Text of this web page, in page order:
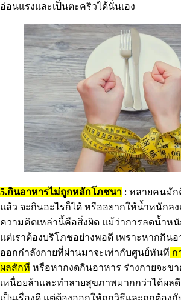
อ่อนแรงและเป็นตะคริวได้นั่นเอง
5.กินอาหารไม่ถูกหลักโภชนา : หลายคนมัก
แล้ว จะกินอะไรก็ได้ หรืออยากให้น้ำหนักลง
ความคิดเหล่านี้คือสิ่งผิด แม้ว่าการลดน้ำห
แต่เราต้องบริโภชอย่างพอดี เพราะหากกิน
ออกกำลังกายที่ผ่านมาจะเท่ากับศูนย์ทันที ก
ผลสักที หรือหากงดกินอาหาร ร่างกายจะขา
เหนื่อยล้าและทำลายสุขภาพมากกว่าได้ผล
เป็นเรื่องดี แต่ต้องออกให้ถูกวิธีและถูกต้อง